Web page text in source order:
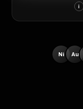
i
Ni Au